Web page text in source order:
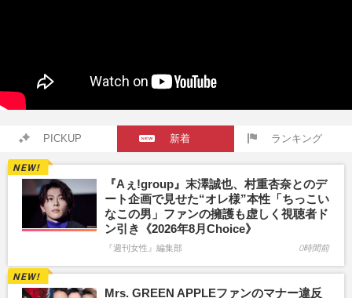
PICKUP 新着 ランキング
『Aぇ!group』末澤誠也、村重杏奈とのデ
ート企画で見せた“オレ様”本性「ちっこい
なこの男」ファンの擁護も虚しく視聴者ド
ン引き《2026年8月Choice》
『週刊女性』編集部 0時間前
Mrs. GREEN APPLEファンのマナー違反